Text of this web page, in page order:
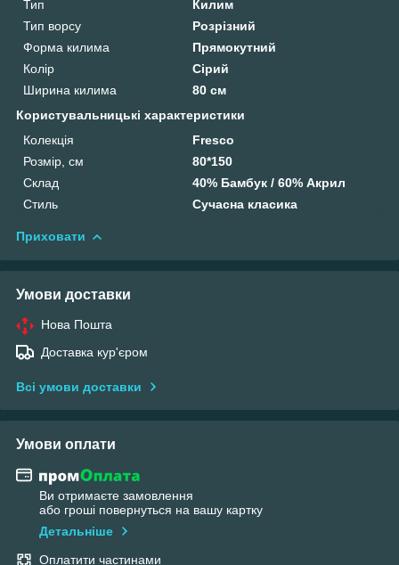
Тип
Килим
Тип ворсу
Розрізний
Форма килима
Прямокутний
Колір
Сірий
Ширина килима
80 см
Користувальницькі характеристики
Колекція
Fresco
Розмір, см
80*150
Склад
40% Бамбук / 60% Акрил
Стиль
Сучасна класика
Приховати
Умови доставки
Нова Пошта
Доставка кур'єром
Всі умови доставки
Умови оплати
Ви отримаєте замовлення
або гроші повернуться на вашу картку
Детальніше
Оплатити частинами